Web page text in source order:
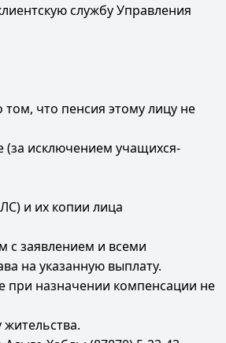
службу Управления
что пенсия этому лицу не
(за исключением учащихся-
и их копии лица
с заявлением и всеми
на указанную выплату.
при назначении компенсации не